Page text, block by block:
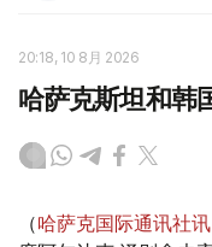
20:18, 10 8月 2026
哈萨克斯坦和韩
（哈萨克国际通讯社讯